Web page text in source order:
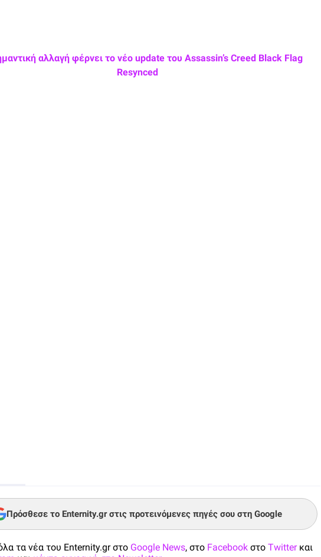
αλλαγή φέρνει το νέο update του Assassin’s Creed Black Flag
Resynced
Πρόσθεσε το Enternity.gr στις προτεινόμενες πηγές σου στη Google
τα νέα του Enternity.gr στο Google News, στο Facebook στο Twitterκαι